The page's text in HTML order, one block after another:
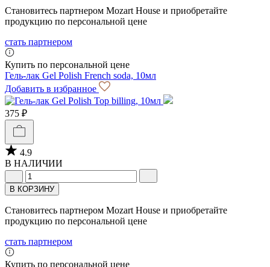
Становитесь партнером Mozart House и приобретайте
продукцию по персональной цене
стать партнером
Купить по персональной цене
Гель-лак Gel Polish French soda, 10мл
Добавить в избранное
375 ₽
4.9
В НАЛИЧИИ
В КОРЗИНУ
Становитесь партнером Mozart House и приобретайте
продукцию по персональной цене
стать партнером
Купить по персональной цене